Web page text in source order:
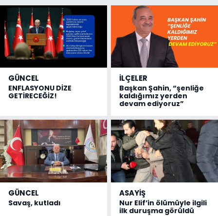
GÜNCEL
ENFLASYONU DİZE
GETİRECEĞİZ!
İLÇELER
Başkan Şahin, “şenliğe
kaldığımız yerden
devam ediyoruz”
GÜNCEL
Savaş, kutladı
ASAYİŞ
Nur Elif’in ölümüyle ilgili
ilk duruşma görüldü